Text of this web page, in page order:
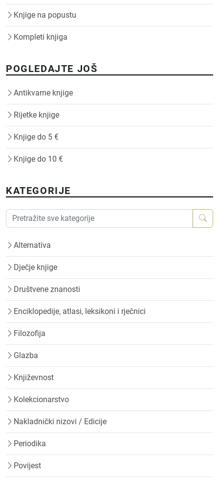
Knjige na popustu
Kompleti knjiga
POGLEDAJTE JOŠ
Antikvarne knjige
Rijetke knjige
Knjige do 5 €
Knjige do 10 €
KATEGORIJE
Alternativa
Dječje knjige
Društvene znanosti
Enciklopedije, atlasi, leksikoni i rječnici
Filozofija
Glazba
Književnost
Kolekcionarstvo
Nakladnički nizovi / Edicije
Periodika
Povijest